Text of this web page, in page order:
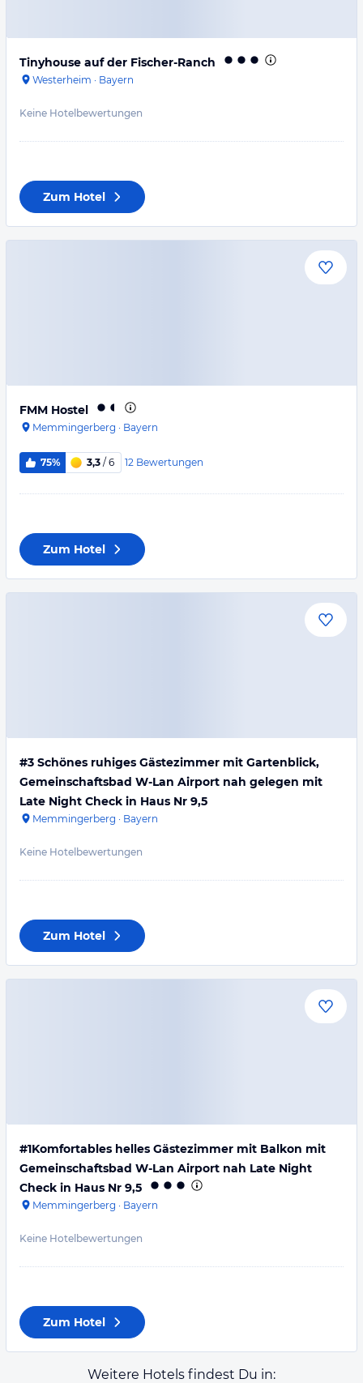
Tinyhouse auf der Fischer-Ranch
Westerheim · Bayern
Keine Hotelbewertungen
Zum Hotel
FMM Hostel
Memmingerberg · Bayern
75% 3,3 / 6 12 Bewertungen
Zum Hotel
#3 Schönes ruhiges Gästezimmer mit Gartenblick,
Gemeinschaftsbad W-Lan Airport nah gelegen mit
Late Night Check in Haus Nr 9,5
Memmingerberg · Bayern
Keine Hotelbewertungen
Zum Hotel
#1Komfortables helles Gästezimmer mit Balkon mit
Gemeinschaftsbad W-Lan Airport nah Late Night
Check in Haus Nr 9,5
Memmingerberg · Bayern
Keine Hotelbewertungen
Zum Hotel
Weitere Hotels findest Du in: